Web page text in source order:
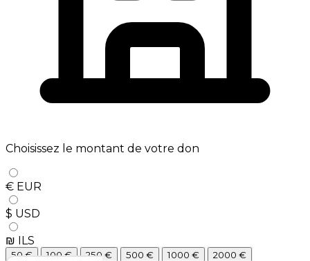
Choisissez le montant de votre don
€ EUR
$ USD
₪ ILS
50€ 100€ 250€ 500 € 1000 € 2000 €